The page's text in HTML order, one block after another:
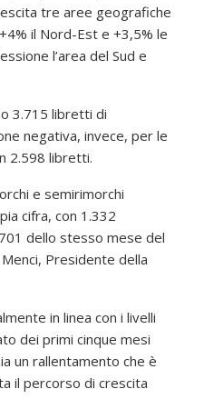
tre aree geografiche
il Nord-Est e +3,5% le
l’area del Sud e
3.715 libretti di
negativa, invece, per le
2.598 libretti.
e semirimorchi
cifra, con 1.332
dello stesso mese del
Presidente della
in linea con i livelli
dei primi cinque mesi
un rallentamento che è
il percorso di crescita